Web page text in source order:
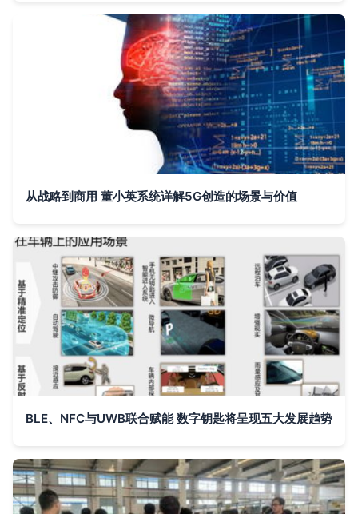
从战略到商用 董小英系统详解5G创造的场景与价值
BLE、NFC与UWB联合赋能 数字钥匙将呈现五大发展趋势